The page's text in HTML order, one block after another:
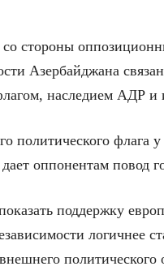
стороны
Азербайджана
наследием АДР и
политического флага
оппонентам повод
поддержку
логичнее
политического